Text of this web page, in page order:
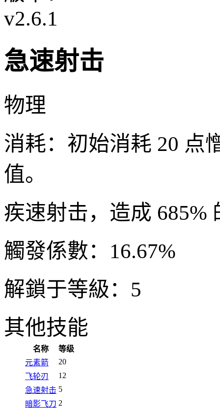
v2.6.1
急速射击
物理
消耗： 初始消耗 20 点
值。
疾速射击，造成 685%
觸發係數： 16.67%
解鎖于等級：5
其他技能
名称
等级
元素箭
20
飞轮刃
12
急速射击 5
暗影飞刀 2